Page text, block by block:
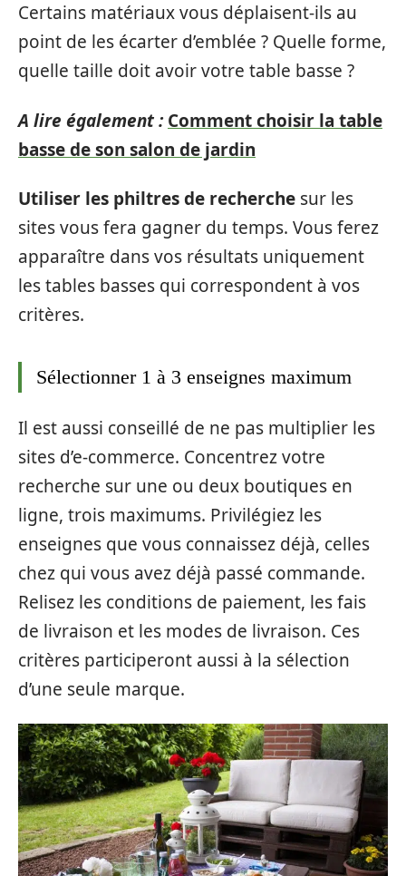
Certains matériaux vous déplaisent-ils au
point de les écarter d’emblée ? Quelle forme,
quelle taille doit avoir votre table basse ?
A lire également : Comment choisir la table
basse de son salon de jardin
Utiliser les philtres de recherche sur les
sites vous fera gagner du temps. Vous ferez
apparaître dans vos résultats uniquement
les tables basses qui correspondent à vos
critères.
Sélectionner 1 à 3 enseignes maximum
Il est aussi conseillé de ne pas multiplier les
sites d’e-commerce. Concentrez votre
recherche sur une ou deux boutiques en
ligne, trois maximums. Privilégiez les
enseignes que vous connaissez déjà, celles
chez qui vous avez déjà passé commande.
Relisez les conditions de paiement, les fais
de livraison et les modes de livraison. Ces
critères participeront aussi à la sélection
d’une seule marque.